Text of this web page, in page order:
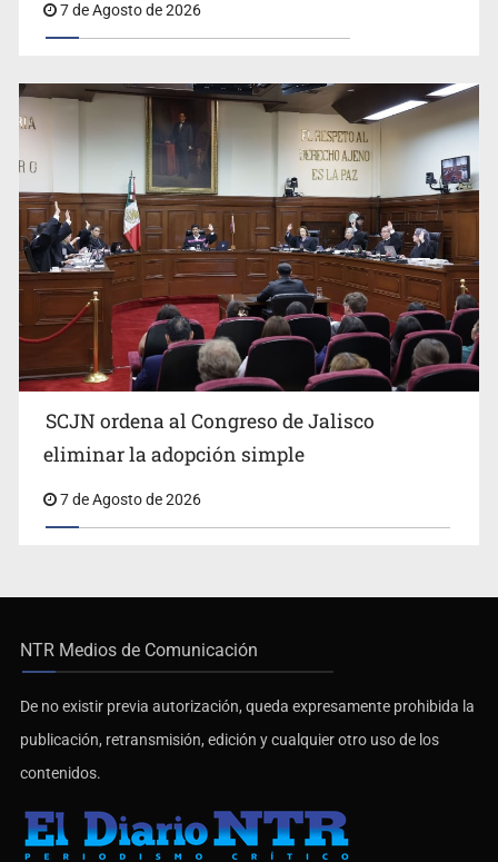
7 de Agosto de 2026
SCJN ordena al Congreso de Jalisco
eliminar la adopción simple
7 de Agosto de 2026
NTR Medios de Comunicación
De no existir previa autorización, queda expresamente prohibida la
publicación, retransmisión, edición y cualquier otro uso de los
contenidos.